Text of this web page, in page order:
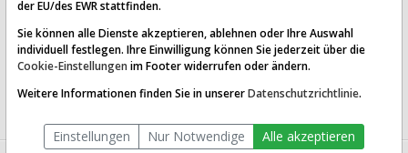
Website:
Sektor:
Communication Services / Entertainment
9.43 Mrd. USD
Anzahl
24,076,108
der EU/des EWR stattfinden.
Sie können alle Dienste akzeptieren, ablehnen oder Ihre Auswahl
individuell festlegen. Ihre Einwilligung können Sie jederzeit über die
Cookie-Einstellungen im Footer widerrufen oder ändern.
Weitere Informationen finden Sie in unsererDatenschutzrichtlinie.
Einstellungen Nur Notwendige Alle akzeptieren